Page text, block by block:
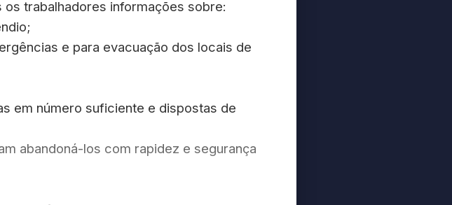
trabalhadores informações sobre:
e para evacuação dos locais de
em número suficiente e dispostas de
abandoná-los com rapidez e segurança